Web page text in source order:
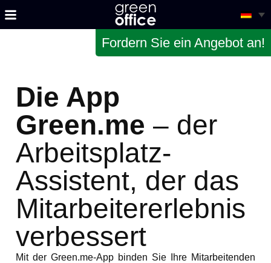
Fordern Sie ein Angebot an!
Die App
Green.me – der
Arbeitsplatz-
Assistent, der das
Mitarbeitererlebnis
verbessert
Mit der Green.me-App binden Sie Ihre Mitarbeitenden